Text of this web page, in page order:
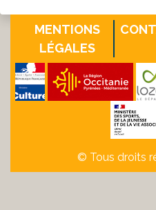
MENTIONS
LÉGALES
© Tous droits